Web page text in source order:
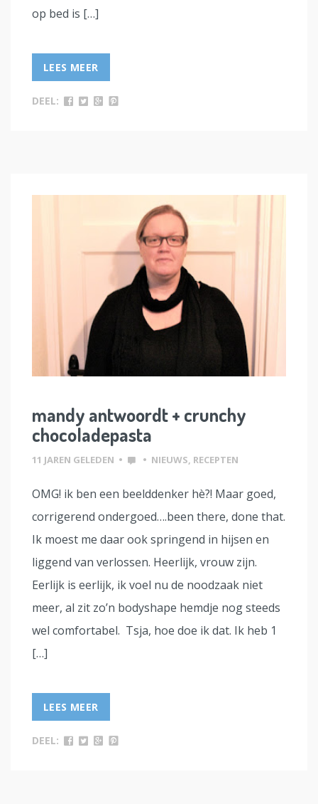
op bed is […]
LEES MEER
DEEL:
mandy antwoordt + crunchy
chocoladepasta
11 JAREN GELEDEN • • NIEUWS, RECEPTEN
OMG! ik ben een beelddenker hè?! Maar goed,
corrigerend ondergoed….been there, done that.
Ik moest me daar ook springend in hijsen en
liggend van verlossen. Heerlijk, vrouw zijn.
Eerlijk is eerlijk, ik voel nu de noodzaak niet
meer, al zit zo’n bodyshape hemdje nog steeds
wel comfortabel. Tsja, hoe doe ik dat. Ik heb 1
[…]
LEES MEER
DEEL: